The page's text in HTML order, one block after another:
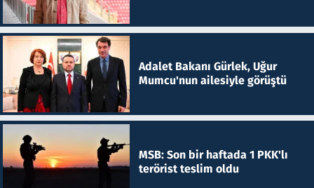
Adalet Bakanı Gürlek, Uğur
Mumcu'nun ailesiyle görüştü
MSB: Son bir haftada 1 PKK'lı
terörist teslim oldu